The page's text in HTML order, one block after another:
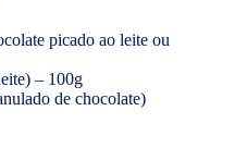
picado ao leite ou
– 100g
de chocolate)